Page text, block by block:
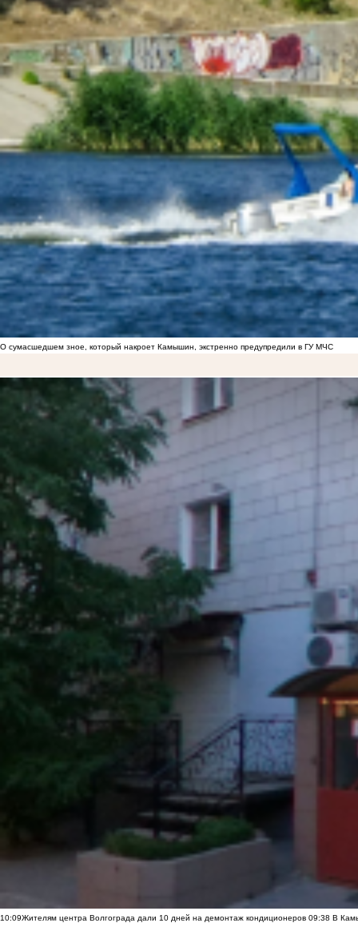
О сумасшедшем зное, который накроет Камышин, экстренно предупредили в ГУ МЧС
10:09Жителям центра Волгограда дали 10 дней на демонтаж кондиционеров 09:38 В